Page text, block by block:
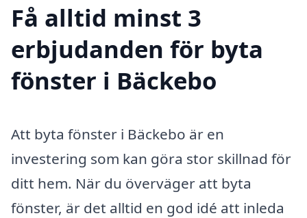
Få alltid minst 3
erbjudanden för byta
fönster i Bäckebo
Att byta fönster i Bäckebo är en
investering som kan göra stor skillnad för
ditt hem. När du överväger att byta
fönster, är det alltid en god idé att inleda